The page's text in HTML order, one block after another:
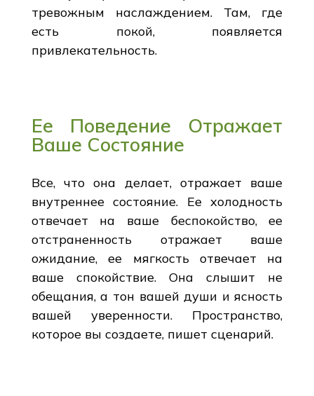
тревожным наслаждением. Там, где
есть покой, появляется
привлекательность.
Ее Поведение Отражает
Ваше Состояние
Все, что она делает, отражает ваше
внутреннее состояние. Ее холодность
отвечает на ваше беспокойство, ее
отстраненность отражает ваше
ожидание, ее мягкость отвечает на
ваше спокойствие. Она слышит не
обещания, а тон вашей души и ясность
вашей уверенности. Пространство,
которое вы создаете, пишет сценарий.